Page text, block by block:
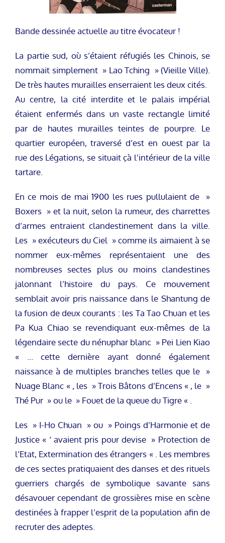
Bande dessinée actuelle au titre évocateur !
La partie sud, où s’étaient réfugiés les Chinois, se
nommait simplement » Lao Tching » (Vieille Ville).
De très hautes murailles enserraient les deux cités.
Au centre, la cité interdite et le palais impérial
étaient enfermés dans un vaste rectangle limité
par de hautes murailles teintes de pourpre. Le
quartier européen, traversé d’est en ouest par la
rue des Légations, se situait çà l’intérieur de la ville
tartare.
En ce mois de mai 1900 les rues pullulaient de »
Boxers » et la nuit, selon la rumeur, des charrettes
d’armes entraient clandestinement dans la ville.
Les » exécuteurs du Ciel » comme ils aimaient à se
nommer eux-mêmes représentaient une des
nombreuses sectes plus ou moins clandestines
jalonnant l’histoire du pays. Ce mouvement
semblait avoir pris naissance dans le Shantung de
la fusion de deux courants : les Ta Tao Chuan et les
Pa Kua Chiao se revendiquant eux-mêmes de la
légendaire secte du nénuphar blanc » Pei Lien Kiao
« … cette dernière ayant donné également
naissance à de multiples branches telles que le »
Nuage Blanc « , les » Trois Bâtons d’Encens « , le »
Thé Pur » ou le » Fouet de la queue du Tigre « .
Les » I-Ho Chuan » ou » Poings d’Harmonie et de
Justice « ‘ avaient pris pour devise » Protection de
l’Etat, Extermination des étrangers « . Les membres
de ces sectes pratiquaient des danses et des rituels
guerriers chargés de symbolique savante sans
désavouer cependant de grossières mise en scène
destinées à frapper l’esprit de la population afin de
recruter des adeptes.